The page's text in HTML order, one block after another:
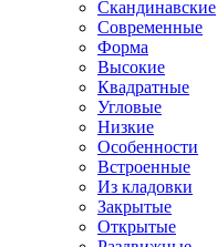
Скандинавские
Современные
Форма
Высокие
Квадратные
Угловые
Низкие
Особенности
Встроенные
Из кладовки
Закрытые
Открытые